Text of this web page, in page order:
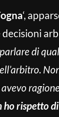
‘,
decisioni
di
rispetto